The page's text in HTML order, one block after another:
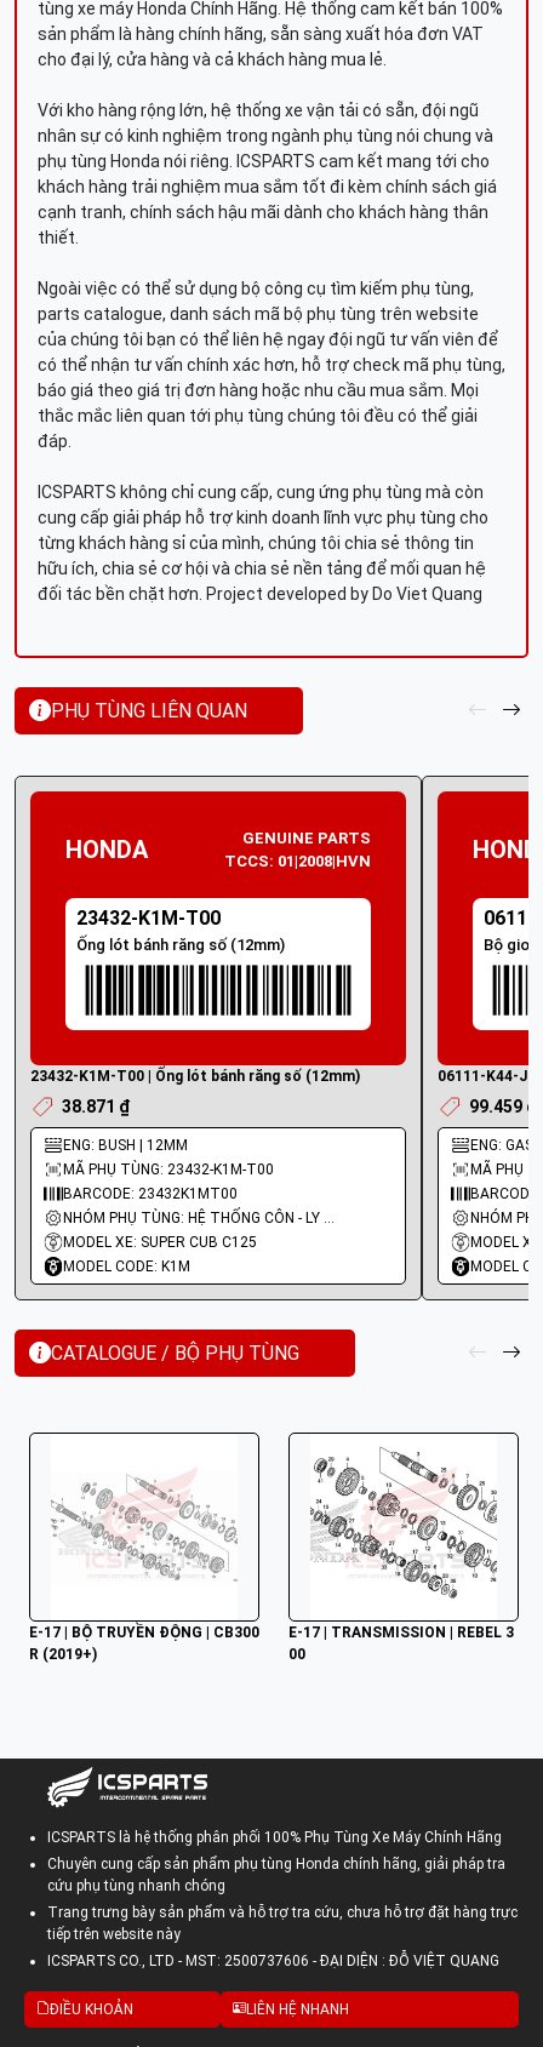
tùng xe máy Honda Chính Hãng. Hệ thống cam kết bán 100%
sản phẩm là hàng chính hãng, sẵn sàng xuất hóa đơn VAT
cho đại lý, cửa hàng và cả khách hàng mua lẻ.
Với kho hàng rộng lớn, hệ thống xe vận tải có sẵn, đội ngũ
nhân sự có kinh nghiệm trong ngành phụ tùng nói chung và
phụ tùng Honda nói riêng. ICSPARTS cam kết mang tới cho
khách hàng trải nghiệm mua sắm tốt đi kèm chính sách giá
cạnh tranh, chính sách hậu mãi dành cho khách hàng thân
thiết.
Ngoài việc có thể sử dụng bộ công cụ tìm kiếm phụ tùng,
parts catalogue, danh sách mã bộ phụ tùng trên website
của chúng tôi bạn có thể liên hệ ngay đội ngũ tư vấn viên để
có thể nhận tư vấn chính xác hơn, hỗ trợ check mã phụ tùng,
báo giá theo giá trị đơn hàng hoặc nhu cầu mua sắm. Mọi
thắc mắc liên quan tới phụ tùng chúng tôi đều có thể giải
đáp.
ICSPARTS không chỉ cung cấp, cung ứng phụ tùng mà còn
cung cấp giải pháp hỗ trợ kinh doanh lĩnh vực phụ tùng cho
từng khách hàng sỉ của mình, chúng tôi chia sẻ thông tin
hữu ích, chia sẻ cơ hội và chia sẻ nền tảng để mối quan hệ
đối tác bền chặt hơn. Project developed by Do Viet Quang
PHỤ TÙNG LIÊN QUAN
HONDA
GENUINE PARTS
TCCS: 01|2008|HVN
23432-K1M-T00
Ống lót bánh răng số (12mm)
23432-K1M-T00 | Ống lót bánh răng số (12mm)
38.871 ₫
ENG: BUSH | 12MM
MÃ PHỤ TÙNG: 23432-K1M-T00
BARCODE: 23432K1MT00
NHÓM PHỤ TÙNG: HỆ THỐNG CÔN - LY HỢP - TRỤC SỐ - BÁNH RĂNG
MODEL XE: SUPER CUB C125
MODEL CODE: K1M
Bộ
06111-K44-
99.459 ₫
ENG:
MÃ PHỤ
MODEL
MODEL
CATALOGUE / BỘ PHỤ TÙNG
E-17 | BỘ TRUYỀN ĐỘNG | CB300
R (2019+)
E-17 | TRANSMISSION | REBEL 3
00
ICSPARTS là hệ thống phân phối 100% Phụ Tùng Xe Máy Chính Hãng
Chuyên cung cấp sản phẩm phụ tùng Honda chính hãng, giải pháp tra
cứu phụ tùng nhanh chóng
Trang trưng bày sản phẩm và hỗ trợ tra cứu, chưa hỗ trợ đặt hàng trực
tiếp trên website này
ICSPARTS CO., LTD - MST: 2500737606 - ĐẠI DIỆN : ĐỖ VIỆT QUANG
ĐIỀU KHOẢN LIÊN HỆ NHANH